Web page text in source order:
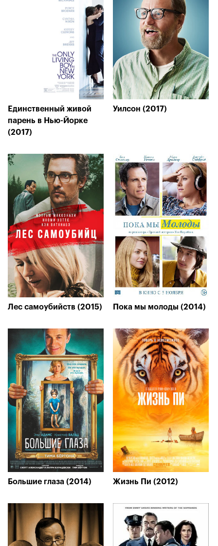
Единственный живой
парень в Нью-Йорке
(2017)
Уилсон (2017)
Лес самоубийств (2015) Пока мы молоды (2014)
Большие глаза (2014) Жизнь Пи (2012)